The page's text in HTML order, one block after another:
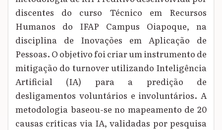
discentes do curso Técnico em Recursos
Humanos do IFAP Campus Oiapoque, na
disciplina de Inovações em Aplicação de
Pessoas. O objetivo foi criar um instrumento de
mitigação do turnover utilizando Inteligência
Artificial (IA) para a predição de
desligamentos voluntários e involuntários. A
metodologia baseou-se no mapeamento de 20
causas críticas via IA, validadas por pesquisa